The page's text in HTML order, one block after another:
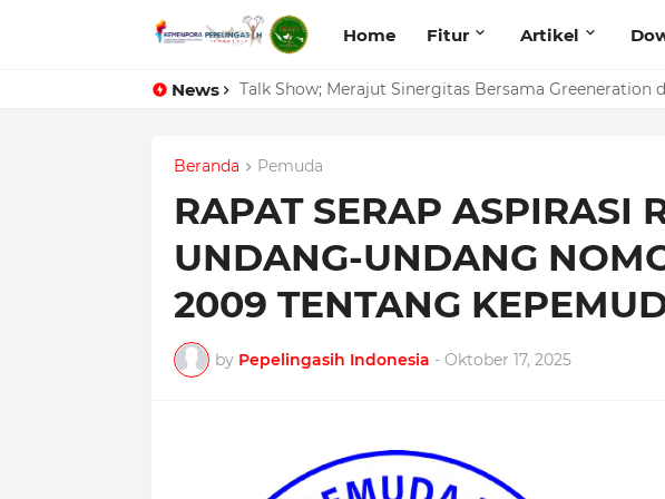
Home Fitur Artikel
News Talk Show; Merajut Sinergitas Bersama Greeneration
Beranda Pemuda
RAPAT SERAP ASPIRASI
UNDANG-UNDANG
2009 TENTANG
by Pepelingasih Indonesia - Oktober 17, 2025